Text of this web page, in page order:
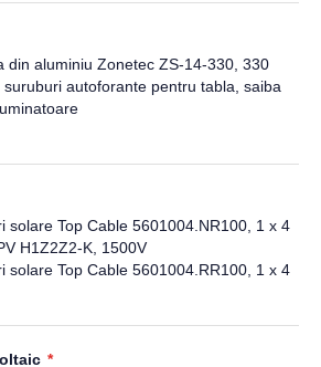
din aluminiu Zonetec ZS-14-330, 330
autoforante pentru tabla, saiba
ZS-06-30/40 pentru panouri
30-40 mm
49-K-4 pentru fixarea cablului solar pe
2220
solare Top Cable 5601004.NR100, 1 x 4
H1Z2Z2-K, 1500V
solare Top Cable 5601004.RR100, 1 x 4
K, 1500V